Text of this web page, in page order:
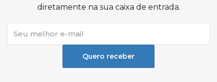
diretamente na sua caixa de entrada.
Quero receber